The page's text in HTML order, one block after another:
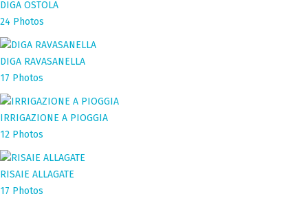
DIGA OSTOLA
24 Photos
DIGA RAVASANELLA
17 Photos
IRRIGAZIONE A PIOGGIA
12 Photos
RISAIE ALLAGATE
17 Photos